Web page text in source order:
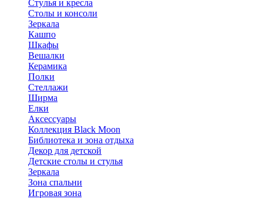
Стyлья и кресла
Столы и консоли
Зеркала
Кашпо
Шкафы
Вешалки
Керамика
Полки
Стеллажи
Ширма
Елки
Аксессуары
Коллекция Black Moon
Библиотека и зона отдыха
Декор для детской
Детские столы и стулья
Зеркала
Зона спальни
Игровая зона